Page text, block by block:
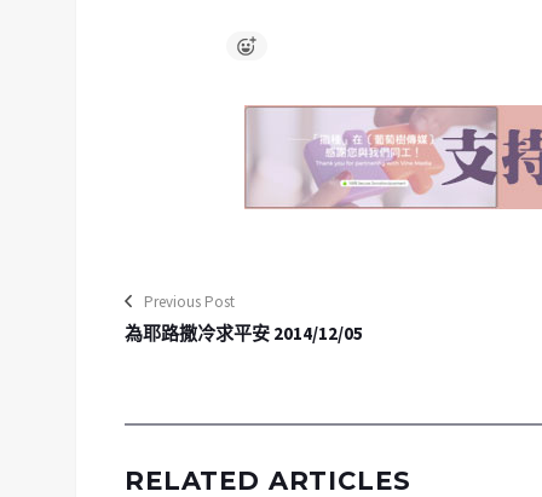
Previous Post
為耶路撒冷求平安 2014/12/05
RELATED ARTICLES